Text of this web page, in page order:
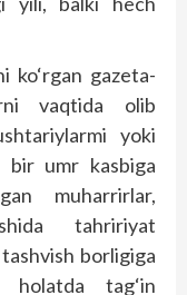
ko‘rgan gazeta-
vaqtida olib
yoki
bir umr kasbiga
muharrirlar,
tahririyat
borligiga
holatda tag‘in